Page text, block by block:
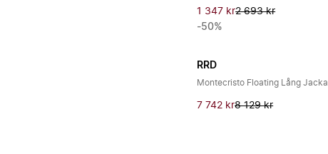
1 347 kr2 693 kr
-50%
RRD
Montecristo Floating Lång Jacka
7 742 kr8 129 kr